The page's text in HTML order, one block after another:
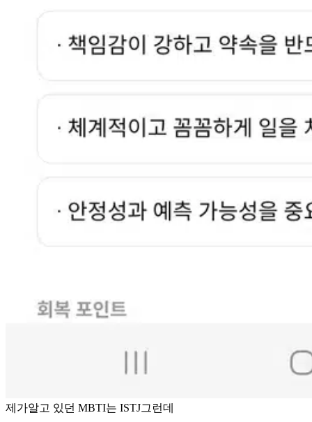
제가알고 있던 MBTI는 ISTJ그런데